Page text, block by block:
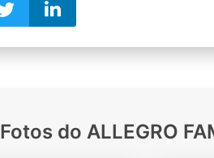
Fotos do ALLEGRO